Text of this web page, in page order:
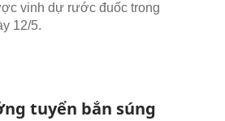
vinh dự rước đuốc trong
12/5.
tuyển bắn súng